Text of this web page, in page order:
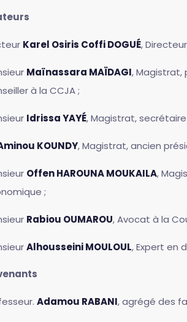
Karel Osiris Coffi DOGUÉ,
Maïnassara MAÏDAGI, Magistrat,
à la CCJA ;
Idrissa YAYÉ, Magistrat,
KOUNDY, Magistrat, ancien
Offen HAROUNA MOUKAILA,
;
Rabiou OUMAROU, Avocat à la
Alhousseini MOULOUL, Expert en
Adamou RABANI, agrégé des